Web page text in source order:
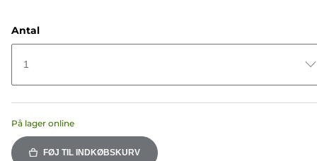
Antal
1
På lager online
FØJ TIL INDKØBSKURV